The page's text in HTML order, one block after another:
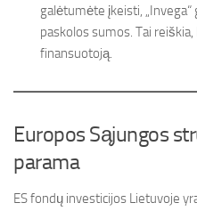
galėtumėte įkeisti, „Invega“
paskolos sumos. Tai
finansuotoją.
Europos Sąjungos
parama
ES fondų investicijos Lietuvoje